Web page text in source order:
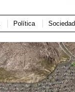
Política Sociedad